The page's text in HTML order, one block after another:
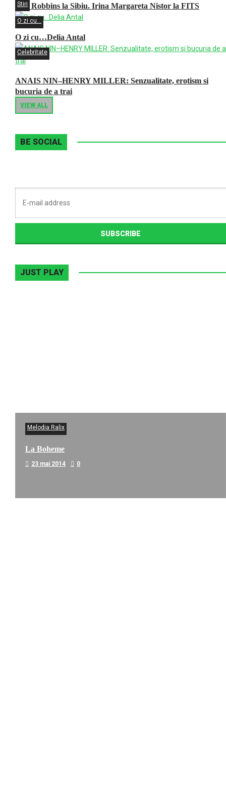
Stiri
Tim Robbins la Sibiu. Irina Margareta Nistor la FITS
O zi cu...
O zi cu…Delia Antal
Celebritate
ANAIS NIN–HENRY MILLER: Senzualitate, erotism si
bucuria de a trai
VIEW ALL
BE SOCIAL
JUST PLAY
Melodia Ralix
La Boheme
23 mai 2014 0